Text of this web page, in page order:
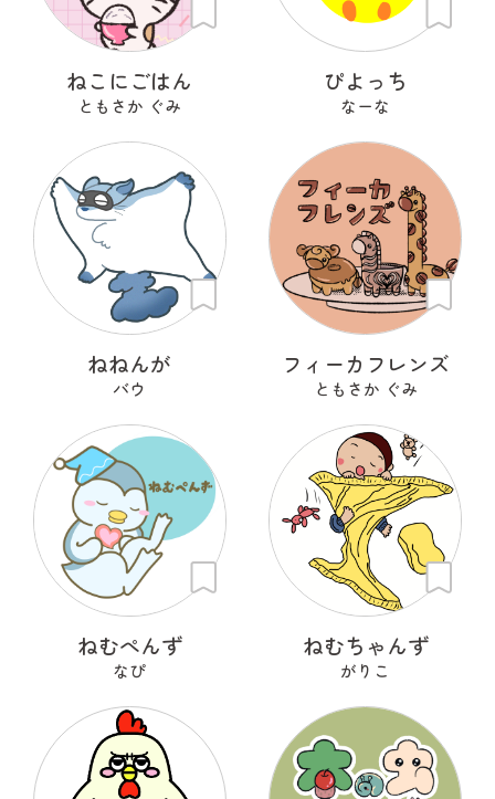
ねこにごはん
ともさか ぐみ
ぴよっち
なーな
ねねんが
バウ
フィーカフレンズ
ともさか ぐみ
ねむぺんず
なぴ
ねむちゃんず
がりこ